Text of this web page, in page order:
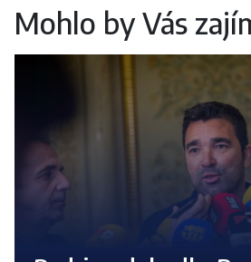
Mohlo by Vás